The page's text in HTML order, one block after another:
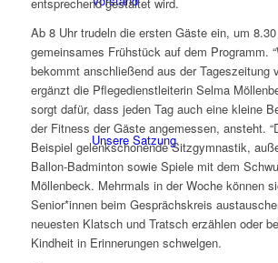
Unsere Satzung
Ab 8 Uhr trudeln die ersten Gäste ein, um
gemeinsames Frühstück auf dem Programm.
bekommt anschließend aus der Tageszeitung
ergänzt die Pflegedienstleiterin Selma
sorgt dafür, dass jeden Tag auch eine kleine
der Fitness der Gäste angemessen, ansteht.
Beispiel gelenkschonende Sitzgymnastik,
Ballon-Badminton sowie Spiele mit dem
Möllenbeck. Mehrmals in der Woche können
Senior*innen beim Gesprächskreis
neuesten Klatsch und Tratsch erzählen oder
Kindheit in Erinnerungen schwelgen.